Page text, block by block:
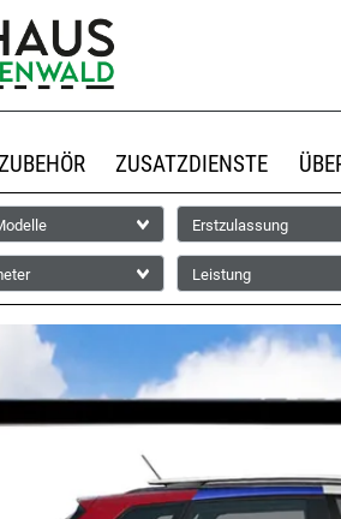
ZUSATZDIENSTE